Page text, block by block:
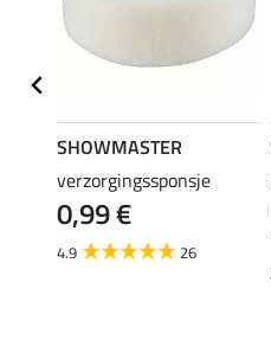
SHOWMASTER
verzorgingssponsje
0,99 €
4.9 26